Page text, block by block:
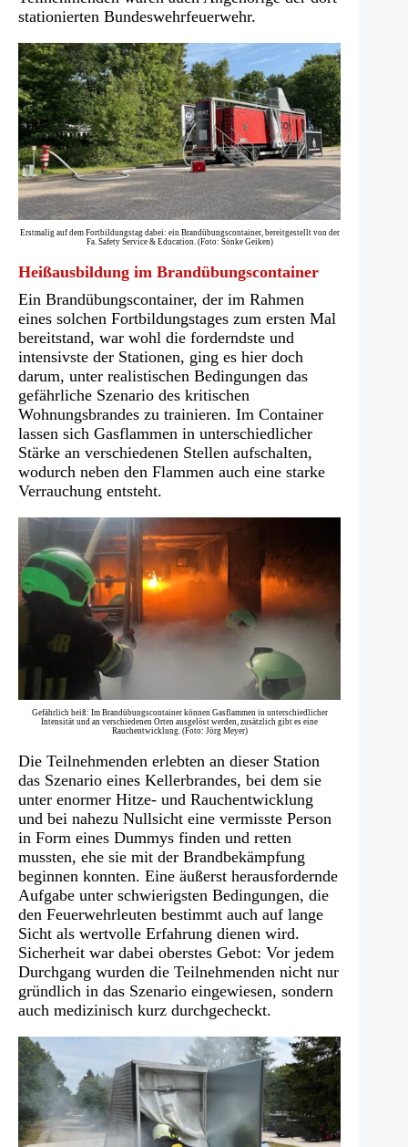
stationierten Bundeswehrfeuerwehr.
Erstmalig auf dem Fortbildungstag dabei: ein Brandübungscontainer, bereitgestellt von der
Fa. Safety Service & Education. (Foto: Sönke Geiken)
Heißausbildung im Brandübungscontainer
Ein Brandübungscontainer, der im Rahmen
eines solchen Fortbildungstages zum ersten Mal
bereitstand, war wohl die forderndste und
intensivste der Stationen, ging es hier doch
darum, unter realistischen Bedingungen das
gefährliche Szenario des kritischen
Wohnungsbrandes zu trainieren. Im Container
lassen sich Gasflammen in unterschiedlicher
Stärke an verschiedenen Stellen aufschalten,
wodurch neben den Flammen auch eine starke
Verrauchung entsteht.
Gefährlich heiß: Im Brandübungscontainer können Gasflammen in unterschiedlicher
Intensität und an verschiedenen Orten ausgelöst werden, zusätzlich gibt es eine
Rauchentwicklung. (Foto: Jörg Meyer)
Die Teilnehmenden erlebten an dieser Station
das Szenario eines Kellerbrandes, bei dem sie
unter enormer Hitze- und Rauchentwicklung
und bei nahezu Nullsicht eine vermisste Person
in Form eines Dummys finden und retten
mussten, ehe sie mit der Brandbekämpfung
beginnen konnten. Eine äußerst herausfordernde
Aufgabe unter schwierigsten Bedingungen, die
den Feuerwehrleuten bestimmt auch auf lange
Sicht als wertvolle Erfahrung dienen wird.
Sicherheit war dabei oberstes Gebot: Vor jedem
Durchgang wurden die Teilnehmenden nicht nur
gründlich in das Szenario eingewiesen, sondern
auch medizinisch kurz durchgecheckt.